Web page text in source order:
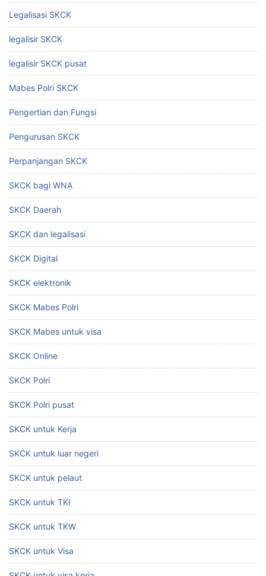
Legalisasi SKCK
legalisir SKCK
legalisir SKCK pusat
Mabes Polri SKCK
Pengertian dan Fungsi
Pengurusan SKCK
Perpanjangan SKCK
SKCK bagi WNA
SKCK Daerah
SKCK dan legalisasi
SKCK Digital
SKCK elektronik
SKCK Mabes Polri
SKCK Mabes untuk visa
SKCK Online
SKCK Polri
SKCK Polri pusat
SKCK untuk Kerja
SKCK untuk luar negeri
SKCK untuk pelaut
SKCK untuk TKI
SKCK untuk TKW
SKCK untuk Visa